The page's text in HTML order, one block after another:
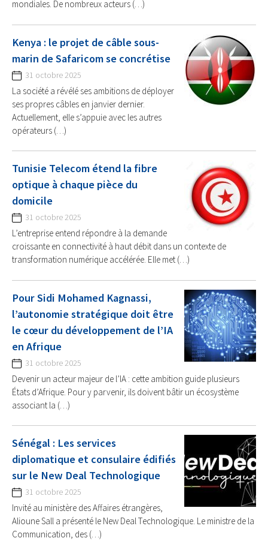
mondiales. De nombreux acteurs (…)
Kenya : le projet de câble sous-
marin de Safaricom se concrétise
31 octobre 2025
La société a révélé ses ambitions de déployer
ses propres câbles en janvier dernier.
Actuellement, elle s’appuie avec les autres
opérateurs (…)
Tunisie Telecom étend la fibre
optique à chaque pièce du
domicile
31 octobre 2025
L’entreprise entend répondre à la demande
croissante en connectivité à haut débit dans un contexte de
transformation numérique accélérée. Elle met (…)
Pour Sidi Mohamed Kagnassi,
l’autonomie stratégique doit être
le cœur du développement de l’IA
en Afrique
31 octobre 2025
Devenir un acteur majeur de l’IA : cette ambition guide plusieurs
États d’Afrique. Pour y parvenir, ils doivent bâtir un écosystème
associant la (…)
Sénégal : Les services
diplomatique et consulaire édifiés
sur le New Deal Technologique
31 octobre 2025
Invité au ministère des Affaires étrangères,
Alioune Sall a présenté le New Deal Technologique. Le ministre de la
Communication, des (…)